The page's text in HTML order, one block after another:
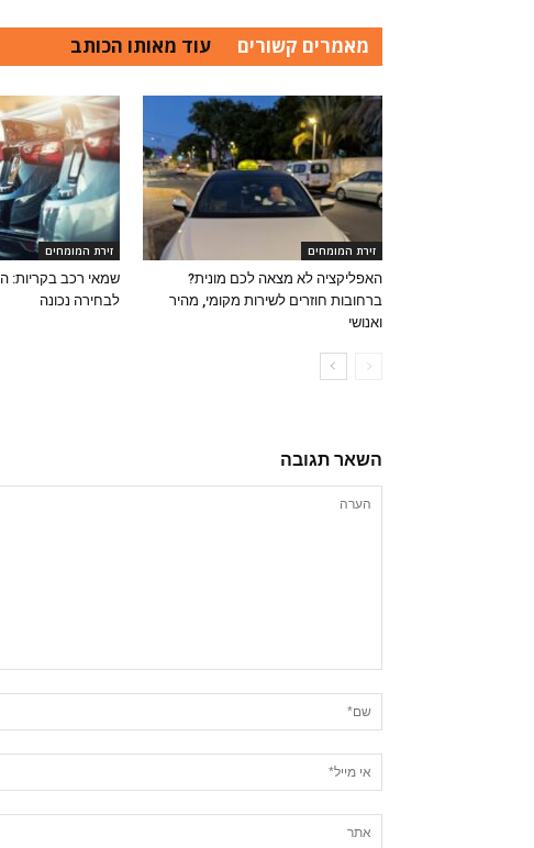
מאמרים קשורים עוד מאותו הכותב
זירת המומחים
האפליקציה לא מצאה לכם מונית?
ברחובות חוזרים לשירות מקומי, מהיר
ואנושי
זירת המומחים
שמאי רכב בקריות:
לבחירה נכונה
השאר תגובה